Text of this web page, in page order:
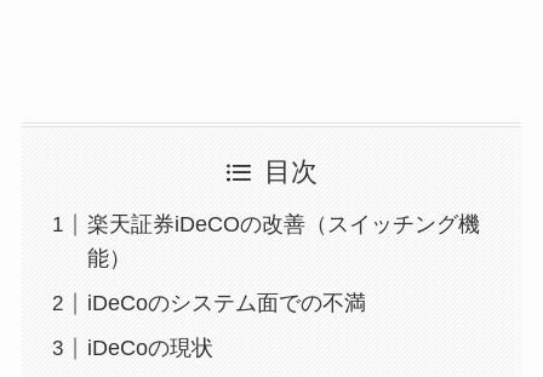
目次
楽天証券iDeCOの改善（スイッチング機
能）
iDeCoのシステム面での不満
iDeCoの現状